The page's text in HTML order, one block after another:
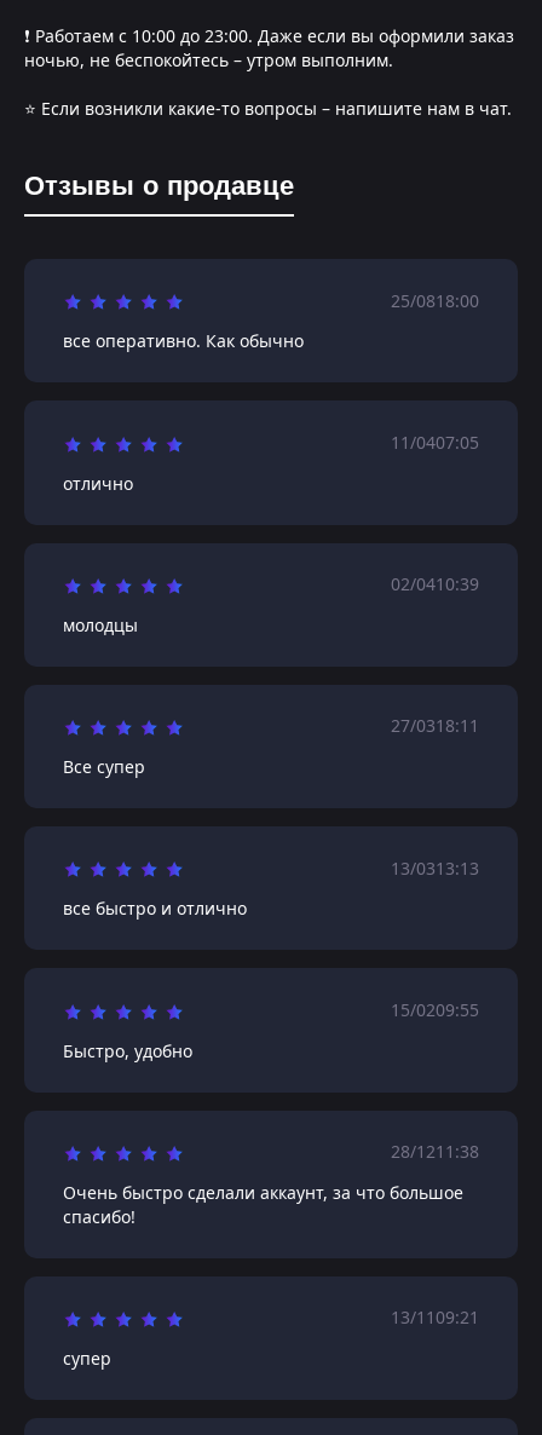
❗️ Работаем с 10:00 до 23:00. Даже если вы оформили заказ
ночью, не беспокойтесь – утром выполним.
⭐️ Если возникли какие-то вопросы – напишите нам в чат.
Отзывы о продавце
25/0818:00
все оперативно. Как обычно
11/0407:05
отлично
02/0410:39
молодцы
27/0318:11
Все супер
13/0313:13
все быстро и отлично
15/0209:55
Быстро, удобно
28/1211:38
Очень быстро сделали аккаунт, за что большое
спасибо!
13/1109:21
супер